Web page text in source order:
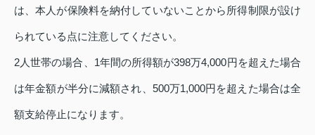
は、本人が保険料を納付していないことから所得制限が設け
られている点に注意してください。
2人世帯の場合、1年間の所得額が398万4,000円を超えた場合
は年金額が半分に減額され、500万1,000円を超えた場合は全
額支給停止になります。